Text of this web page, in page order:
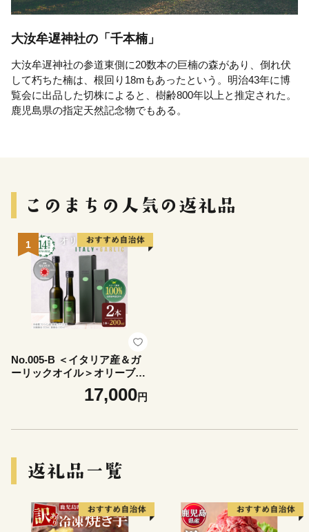
大汝牟遅神社の「千本楠」
大汝牟遅神社の参道東側に20数本の巨楠の森があり、倒れ伏
して朽ちた楠は、根回り18mもあったという。明治43年に博
覧会に出品した切株によると、樹齢800年以上と推定された。
鹿児島県の指定天然記念物でもある。
1
No.005-B ＜イタリア産＆ガ
ーリックオイル＞オリーブオ
イルセット(200ml×2本) 日置
市 特産品 調味料 油 エキスト
17,000円